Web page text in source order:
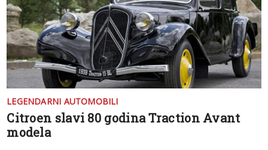
LEGENDARNI AUTOMOBILI
Citroen slavi 80 godina Traction Avant
modela